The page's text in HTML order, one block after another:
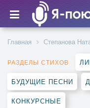
Главная Степанова
РАЗДЕЛЫ СТИХОВ
БУДУЩИЕ ПЕСНИ
КОНКУРСНЫЕ